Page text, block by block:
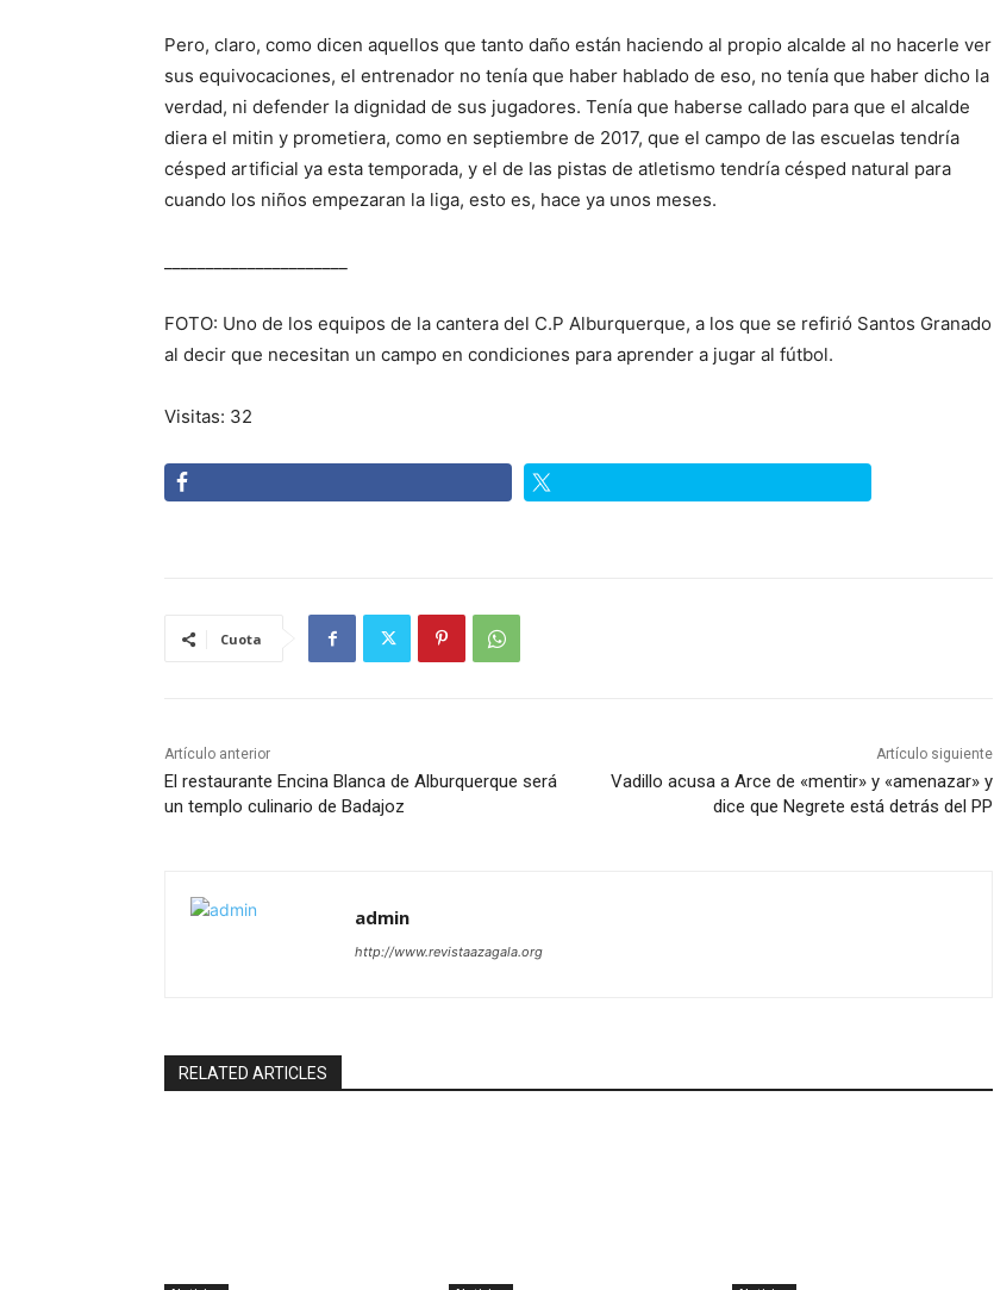
Pero, claro, como dicen aquellos que tanto daño están haciendo al propio alcalde al no hacerle ver
sus equivocaciones, el entrenador no tenía que haber hablado de eso, no tenía que haber dicho la
verdad, ni defender la dignidad de sus jugadores. Tenía que haberse callado para que el alcalde
diera el mitin y prometiera, como en septiembre de 2017, que el campo de las escuelas tendría
césped artificial ya esta temporada, y el de las pistas de atletismo tendría césped natural para
cuando los niños empezaran la liga, esto es, hace ya unos meses.
FOTO: Uno de los equipos de la cantera del C.P Alburquerque, a los que se refirió Santos Granado
al decir que necesitan un campo en condiciones para aprender a jugar al fútbol.
Visitas: 32
Cuota
Artículo anterior
El restaurante Encina Blanca de Alburquerque será
un templo culinario de Badajoz
Artículo siguiente
Vadillo acusa a Arce de «mentir» y «amenazar» y
dice que Negrete está detrás del PP
admin
http://www.revistaazagala.org
RELATED ARTICLES